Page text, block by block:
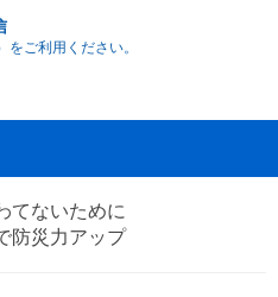
ご利用ください。
てないために
防災力アップ